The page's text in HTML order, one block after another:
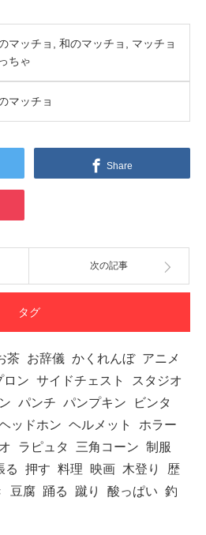
マッチョ 和のマッチョ
マッチョ
ちゃ
マッチョ
Share
次の記事
タグ
茶 お辞儀 かくれんぼ アニメ
ロン サイドチェスト
スタジオ
パンチ パンプキン
ビンタ
ッドホン ヘルメット
ホラー
ラピュタ 三角コーン 制服
る 押す 料理 映画 木登り
歴
豆腐 踊る 蹴り 酸っぱい 釣